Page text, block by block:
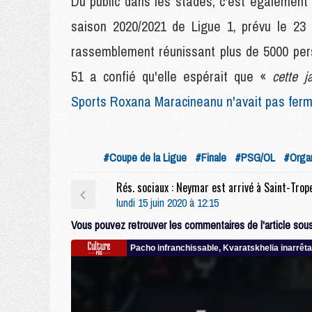
saison 2020/2021 de Ligue 1, prévu le
rassemblement réunissant plus de 5000
51 a confié qu'elle espérait que « cette
Sports Roxana Maracineanu n'avait pas
#Coupe de la Ligue #Finale #PSG/OL
lundi 15 juin 2020 à 12:15
Vous pouvez retrouver les commentaires de l'article